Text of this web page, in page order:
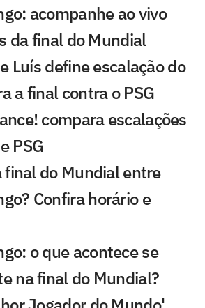
acompanhe ao vivo
da final do Mundial
Luís define escalação do
a final contra o PSG
compara escalações
PSG
final do Mundial entre
Confira horário e
o que acontece se
na final do Mundial?